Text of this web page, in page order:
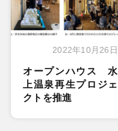
2022年10月26日
オープンハウス 水
上温泉再生プロジェ
クトを推進